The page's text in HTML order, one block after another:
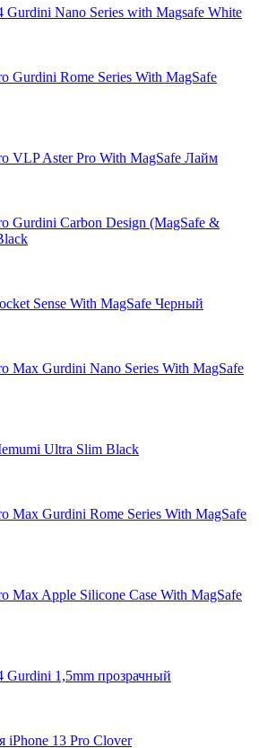
Gurdini Nano Series with Magsafe White
Gurdini Rome Series With MagSafe
VLP Aster Pro With MagSafe Лайм
Gurdini Carbon Design (MagSafe &
Sense With MagSafe Черный
Max Gurdini Nano Series With MagSafe
Ultra Slim Black
Max Gurdini Rome Series With MagSafe
Max Apple Silicone Case With MagSafe
Gurdini 1,5mm прозрачный
iPhone 13 Pro Clover